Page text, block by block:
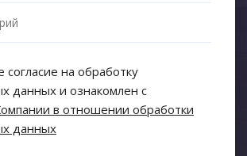
согласие на обработку
данных и ознакомлен с
в отношении обработки
данных